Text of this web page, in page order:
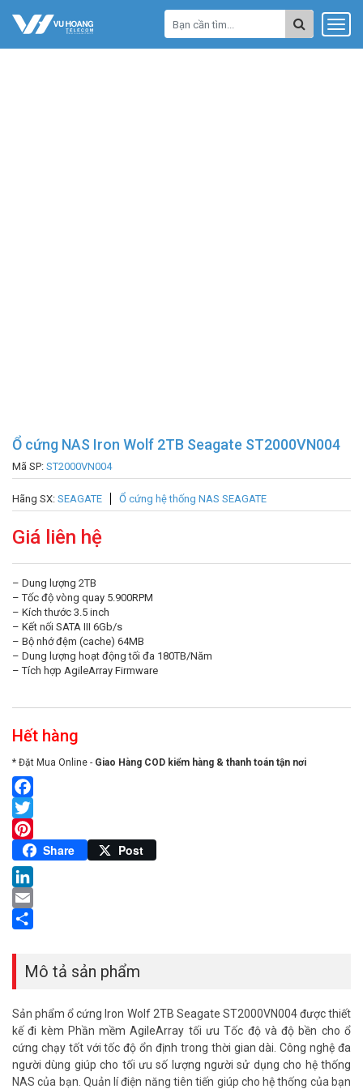
Ổ cứng NAS Iron Wolf 2TB Seagate ST2000VN004
Mã SP: ST2000VN004
Hãng SX: SEAGATE Ổ cứng hệ thống NAS SEAGATE
Giá liên hệ
– Dung lượng 2TB
– Tốc độ vòng quay 5.900RPM
– Kích thước 3.5 inch
– Kết nối SATA III 6Gb/s
– Bộ nhớ đệm (cache) 64MB
– Dung lượng hoạt động tối đa 180TB/Năm
– Tích hợp AgileArray Firmware
Hết hàng
* Đặt Mua Online - Giao Hàng COD kiểm hàng & thanh toán tận nơi
Facebook
Twitter
Pinterest
Share Post
LinkedIn
Email
Mô tả sản phẩm
Sản phẩm ổ cứng Iron Wolf 2TB Seagate ST2000VN004 được thiết
kế đi kèm Phần mềm AgileArray tối ưu Tốc độ và độ bền cho ổ
cứng chạy tốt với tốc độ ổn định trong thời gian dài. Công nghệ đa
người dùng giúp cho tối ưu số lượng người sử dụng cho hệ thống
NAS của bạn. Quản lí điện năng tiên tiến giúp cho hệ thống của bạn